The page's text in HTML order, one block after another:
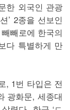
한 외국인 관광
’ 2종을 선보인
빼로에 한국의
다 특별하게 만
, 1번 타입은 전
광화문, 세종대